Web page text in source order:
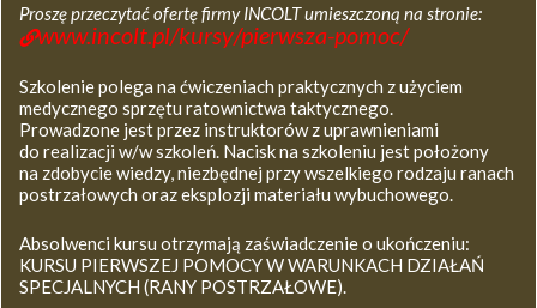
Proszę przeczytać ofertę firmy INCOLT umieszczoną na stronie:
www.incolt.pl/kursy/pierwsza-pomoc/
Szkolenie polega na ćwiczeniach praktycznych z użyciem
medycznego sprzętu ratownictwa taktycznego.
Prowadzone jest przez instruktorów z uprawnieniami
do realizacji w/w szkoleń. Nacisk na szkoleniu jest położony
na zdobycie wiedzy, niezbędnej przy wszelkiego rodzaju ranach
postrzałowych oraz eksplozji materiału wybuchowego.
Absolwenci kursu otrzymają zaświadczenie o ukończeniu:
KURSU PIERWSZEJ POMOCY W WARUNKACH DZIAŁAŃ
SPECJALNYCH (RANY POSTRZAŁOWE).